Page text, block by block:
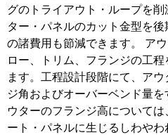
グのトライアウト・ループを
ター・パネルのカット金型を
の諸費用も節減できます。 ア
ロー、トリム、フランジの工
ます。工程設計段階にて、ア
ジ角およびオーバーベンド量
ウターのフランジ高について
ート・パネルに生じるしわや